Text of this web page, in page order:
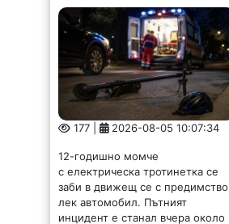
177 | 2026-08-05 10:07:34
12-годишно момче
с електрическа тротинетка се
заби в движещ се с предимство
лек автомобил. Пътният
инцидент е станал вчера около